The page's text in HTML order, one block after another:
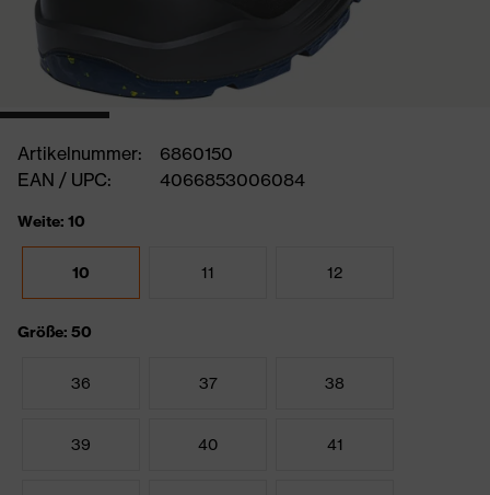
Artikelnummer:
6860150
EAN / UPC:
4066853006084
Weite: 10
10 11 12
Größe: 50
36 37 38
39 40 41